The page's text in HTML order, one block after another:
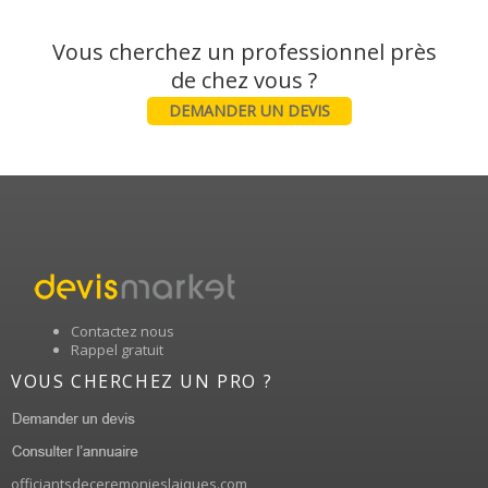
Vous cherchez un professionnel près
DEMANDER UN DEVIS
Contactez nous
Rappel gratuit
VOUS CHERCHEZ UN PRO ?
officiantsdeceremonieslaiques.com